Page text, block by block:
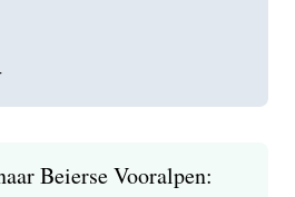
Beierse Vooralpen: